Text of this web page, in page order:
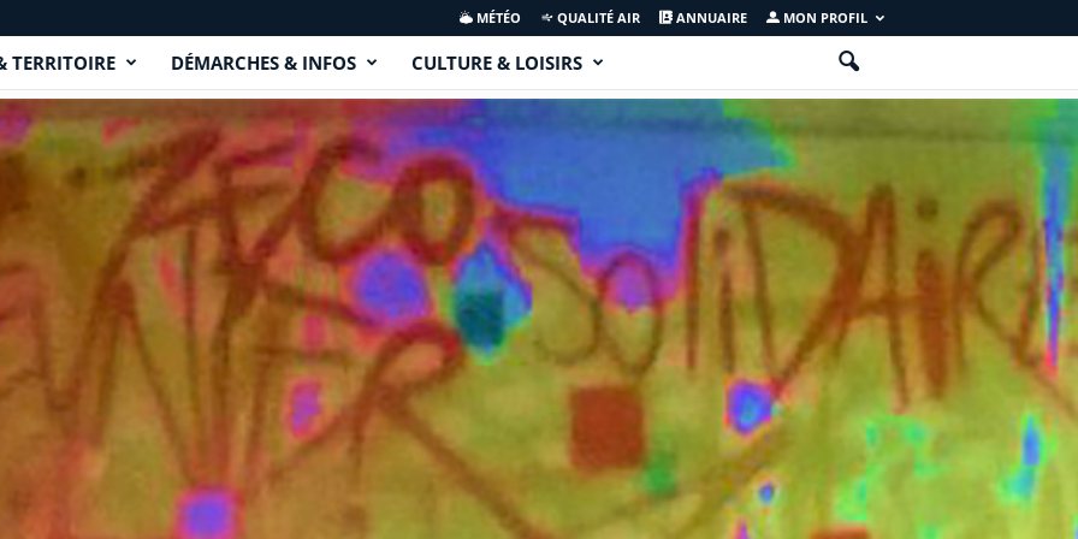
MÉTÉO QUALITÉ AIR ANNUAIRE MON PROFIL
TERRITOIRE DÉMARCHES & INFOS CULTURE & LOISIRS